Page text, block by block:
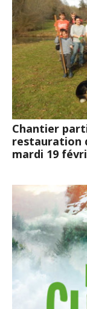
Chantier
restauration
mardi 19